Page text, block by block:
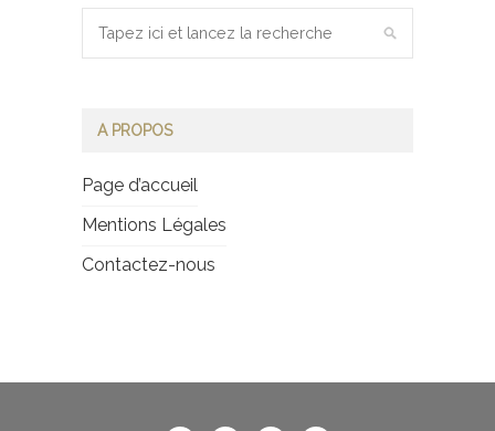
A PROPOS
Page d’accueil
Mentions Légales
Contactez-nous